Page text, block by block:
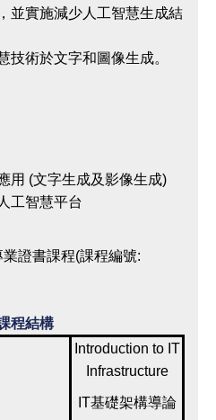
並實施減少人工智慧生成結
技術於文字和圖像生成。
用 (文字生成及影像生成)
工智慧平台
證書課程(課程編號:
程結構
Introduction to IT
Infrastructure
IT基礎架構導論